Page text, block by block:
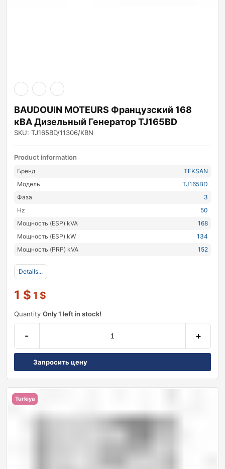
BAUDOUIN MOTEURS Французский 168
кВА Дизельный Генератор TJ165BD
SKU: TJ165BD/11306/KBN
Product information
Бренд
TEKSAN
Модель
TJ165BD
Фаза
3
Hz
50
Мощность (ESP) kVA
168
Мощность (ESP) kW
134
Мощность (PRP) kVA
152
Details...
1 $ 1 $
Quantity Only 1 left in stock!
- +
Запросить цену
Turkiya